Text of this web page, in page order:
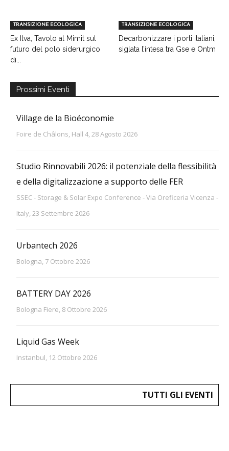
TRANSIZIONE ECOLOGICA
Ex Ilva, Tavolo al Mimit sul
futuro del polo siderurgico
di...
TRANSIZIONE ECOLOGICA
Decarbonizzare i porti italiani,
siglata l’intesa tra Gse e Ontm
Prossimi Eventi
Village de la Bioéconomie
Foire de Châlons, Hall 4, 28 Agosto 2026
Studio Rinnovabili 2026: il potenziale della flessibilità
e della digitalizzazione a supporto delle FER
SSEC - Storage & Solar Expo Conference - Via Oreficeria Vicenza -
Italy, 23 Settembre 2026
Urbantech 2026
Bologna, 7 Ottobre 2026
BATTERY DAY 2026
Bologna Fiere, 8 Ottobre 2026
Liquid Gas Week
Instanbul, 12 Ottobre 2026
TUTTI GLI EVENTI